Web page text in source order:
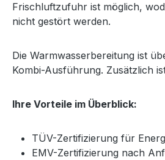
Frischluftzufuhr ist möglich,
nicht gestört werden.
Die Warmwasserbereitung ist
Kombi-Ausführung. Zusätzlich
Ihre Vorteile im Überblick:
TÜV-Zertifizierung für
EMV-Zertifizierung nach